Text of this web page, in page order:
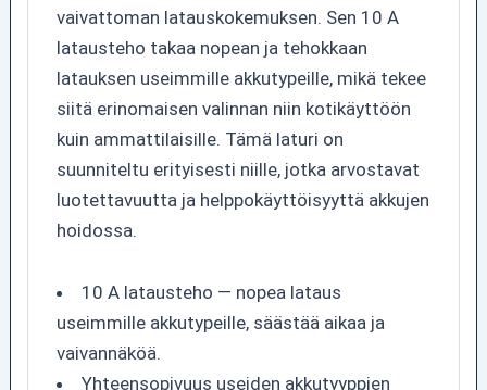
vaivattoman latauskokemuksen. Sen 10 A
latausteho takaa nopean ja tehokkaan
latauksen useimmille akkutypeille, mikä tekee
siitä erinomaisen valinnan niin kotikäyttöön
kuin ammattilaisille. Tämä laturi on
suunniteltu erityisesti niille, jotka arvostavat
luotettavuutta ja helppokäyttöisyyttä akkujen
hoidossa.
10 A latausteho — nopea lataus
useimmille akkutypeille, säästää aikaa ja
vaivannäköä.
Yhteensopivuus useiden akkutyyppien